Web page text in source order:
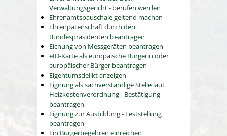
Verwaltungsgericht - berufen werden
Ehrenamtspauschale geltend machen
Ehrenpatenschaft durch den
Bundespräsidenten beantragen
Eichung von Messgeräten beantragen
eID-Karte als europäische Bürgerin oder
europäischer Bürger beantragen
Eigentumsdelikt anzeigen
Eignung als sachverständige Stelle laut
Heizkostenverordnung - Bestätigung
beantragen
Eignung zur Ausbildung - Feststellung
beantragen
Ein Bürgerbegehren einreichen